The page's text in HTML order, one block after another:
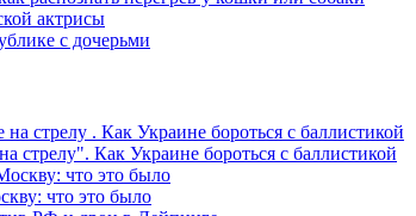
актрисы
с дочерьми
стрелу". Как Украине бороться с баллистикой
что это было